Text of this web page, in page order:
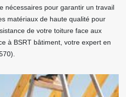
nécessaires pour garantir un travail
matériaux de haute qualité pour
de votre toiture face aux
à BSRT bâtiment, votre expert en